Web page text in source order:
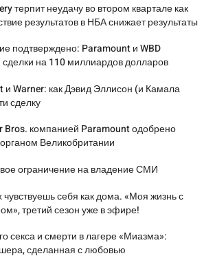
терпит неудачу во втором квартале как
результатов в НБА снижает результаты
подтверждено: Paramount и WBD
на 110 миллиардов долларов
Warner: как Дэвид Эллисон (и Камала
сделку
Bros. компанией Paramount одобрено
Великобритании
ограничение на владение СМИ
себя как дома. «Моя жизнь с
третий сезон уже в эфире!
секса и смерти в лагере «Миазма»:
сделанная с любовью